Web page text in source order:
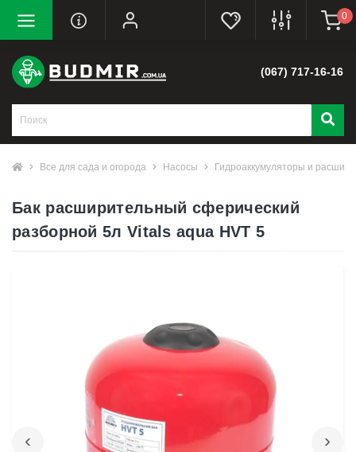
0
(067) 717-16-16
Все для сада и огорода Насосы Гидроаккумуляторы и
Бак расширительный сферический
разборной 5л Vitals aqua HVT 5
‹ ›